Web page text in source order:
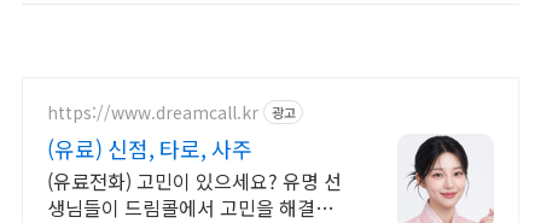
https://www.dreamcall.kr 광고
(유료) 신점, 타로, 사주
(유료전화) 고민이 있으세요? 유명 선
생님들이 드림콜에서 고민을 해결해